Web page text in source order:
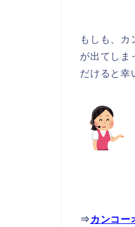
もしも、カ
が出てしま
だけると幸
⇒ カンコー